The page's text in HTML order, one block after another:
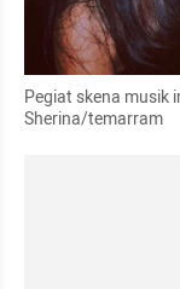
Pegiat skena musik
Sherina/temarram